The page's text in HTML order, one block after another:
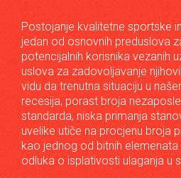
Postojanje kvalitetne sportske
jedan od osnovnih preduslova
potencijalnih korisnika vezanih
uslova za zadovoljavanje
vidu da trenutna situaciju u
recesija, porast broja
standarda, niska primanja
uvelike utiče na procjenu broja
kao jednog od bitnih
odluka o isplativosti ulaganja u